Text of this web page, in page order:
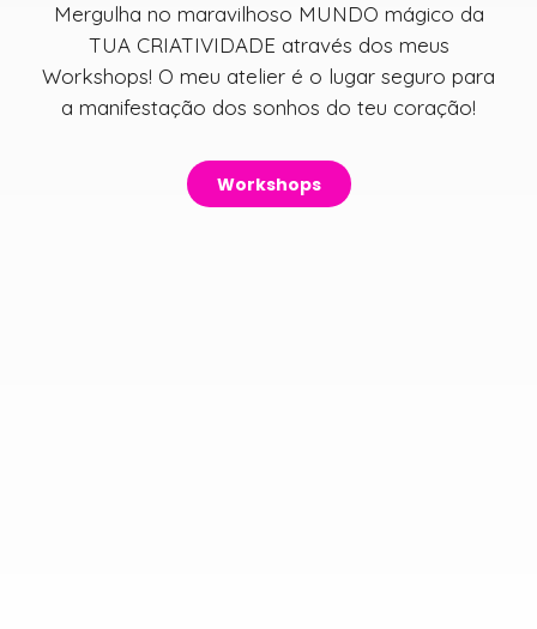
Mergulha no maravilhoso MUNDO mágico da
TUA CRIATIVIDADE através dos meus
Workshops! O meu atelier é o lugar seguro para
a manifestação dos sonhos do teu coração!
Workshops